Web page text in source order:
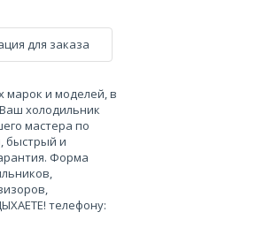
для заказа
марок и моделей, в
холодильник
мастера по
быстрый и
Форма
телефону: